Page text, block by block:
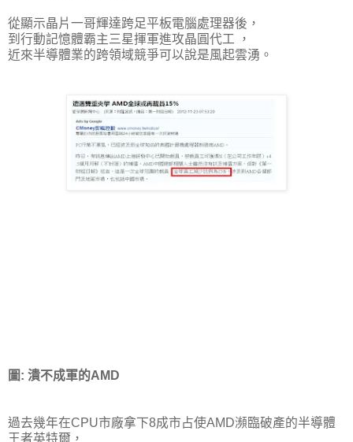
從顯示晶片一哥輝達跨足平板電腦處理器後，
到行動記憶體霸主三星揮軍進攻晶圓代工 ，
近來半導體業的跨領域競爭可以說是風起雲湧。
圖: 潰不成軍的AMD
過去幾年在CPU市廠拿下8成市占使AMD瀕臨破產的半導體
王者英特爾，